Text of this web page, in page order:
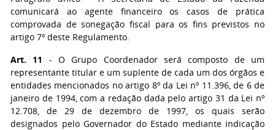
comunicará ao agente financeiro os casos de prática
comprovada de sonegação fiscal para os fins previstos no
artigo 7º deste Regulamento.
Art. 11
- O Grupo Coordenador será composto de um
representante titular e um suplente de cada um dos órgãos e
entidades mencionados no artigo 8º da Lei nº 11.396, de 6 de
janeiro de 1994, com a redação dada pelo artigo 31 da Lei nº
12.708, de 29 de dezembro de 1997, os quais serão
designados pelo Governador do Estado mediante indicação